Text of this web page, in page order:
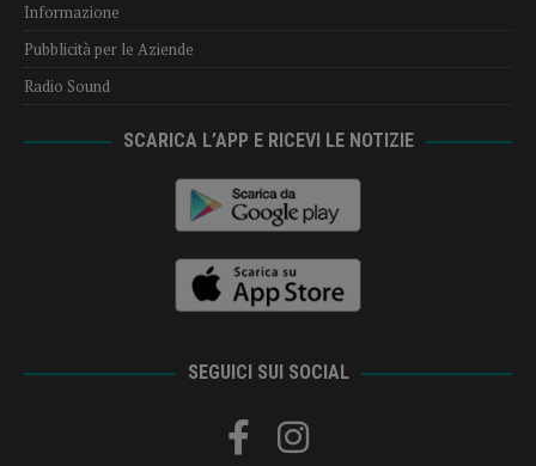
Informazione
Pubblicità per le Aziende
Radio Sound
SCARICA L’APP E RICEVI LE NOTIZIE
SEGUICI SUI SOCIAL